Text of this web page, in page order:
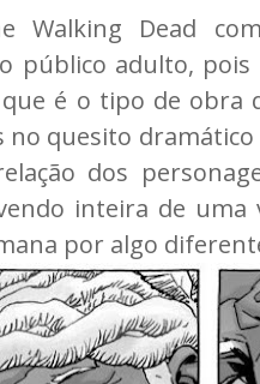
Walking Dead
público adulto,
é o tipo de obra
quesito
dos
inteira de uma
por algo